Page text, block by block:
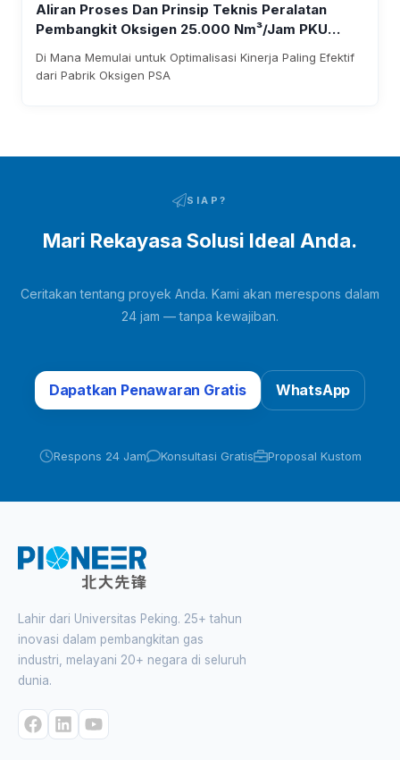
Aliran Proses Dan Prinsip Teknis Peralatan
Pembangkit Oksigen 25.000 Nm³/jam PKU
Produksi Oksigen Adsorpsi Tekanan (PSA):
Udara Mentah Disaring Untuk Menghilangkan
Dalam Udara Mentah Diadsorpsi…
Di Mana Memulai untuk Optimalisasi Kinerja Paling Efektif
dari Pabrik Oksigen PSA
SIAP?
Mari Rekayasa Solusi Ideal Anda.
Ceritakan tentang proyek Anda. Kami akan merespons dalam
24 jam — tanpa kewajiban.
Dapatkan Penawaran Gratis WhatsApp
Respons 24 Jam Konsultasi Gratis Proposal Kustom
Lahir dari Universitas Peking. 25+ tahun
inovasi dalam pembangkitan gas
industri, melayani 20+ negara di seluruh
dunia.